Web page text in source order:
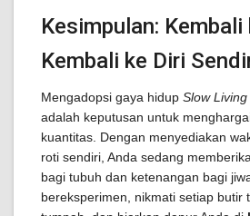
Kesimpulan: Kembali
Kembali ke Diri
Mengadopsi gaya hidup Slow Living
adalah keputusan untuk
kuantitas. Dengan menyediakan
roti sendiri, Anda sedang
bagi tubuh dan ketenangan bagi
bereksperimen, nikmati setiap butir